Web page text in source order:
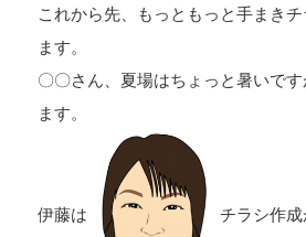
これから先、もっともっと手まき
ます。
〇〇さん、夏場はちょっと暑いで
ます。
伊藤は チラシ作